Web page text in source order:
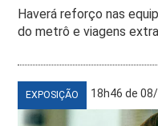
Haverá reforço nas
do metrô e viagens
EXPOSIÇÃO 18h46 de